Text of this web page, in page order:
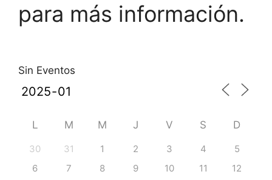
para más información.
Sin Eventos
L M M J V S D
30 31 1 2 3 4
5
6
7 8 9 10 11
12